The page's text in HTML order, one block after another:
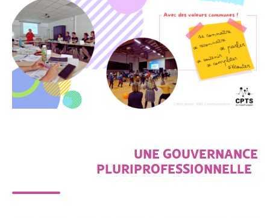
UNE GOUVERNANCE
PLURIPROFESSIONNELLE